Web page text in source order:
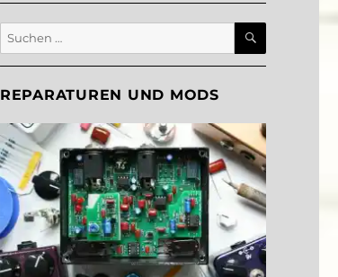
Suche
nach:
SUCHEN
REPARATUREN UND MODS